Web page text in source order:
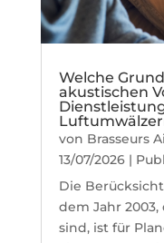
Welche
akustischen
von Brasseurs
13/07/2026 |
Die
dem Jahr
sind, ist für